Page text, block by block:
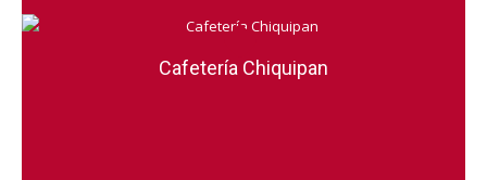
Cafetería Chiquipan